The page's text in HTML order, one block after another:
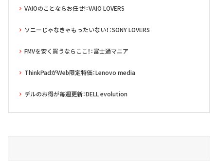
VAIOのことならお任せ!：VAIO LOVERS
ソニーじゃなきゃもったいない！：SONY LOVERS
FMVを安く買うならここ！：富士通マニア
ThinkPadがWeb限定特価：Lenovo media
デルのお得が毎週更新：DELL evolution